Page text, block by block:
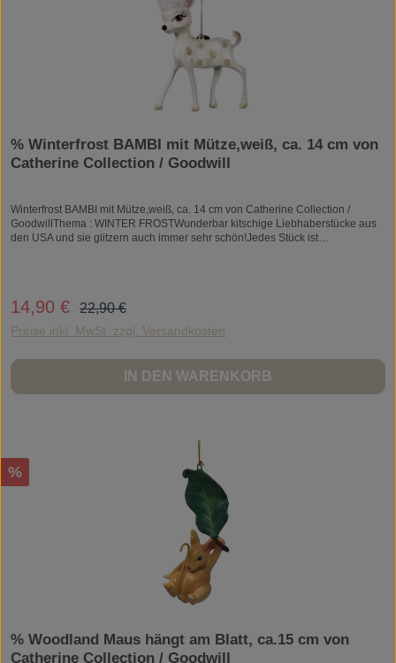
% Winterfrost BAMBI mit Mütze,weiß, ca. 14 cm von
Catherine Collection / Goodwill
Winterfrost BAMBI mit Mütze,weiß, ca. 14 cm von Catherine Collection /
GoodwillThema : WINTER FROSTWunderbar kitschige Liebhaberstücke aus
den USA und sie glitzern auch immer sehr schön!Jedes Stück ist
Verkaufspreis:
14,90 € Regulärer Preis:
22,90 €
Preise inkl. MwSt. zzgl. Versandkosten
IN DEN WARENKORB
Rabatt
%
% Woodland Maus hängt am Blatt, ca.15 cm von
Catherine Collection / Goodwill